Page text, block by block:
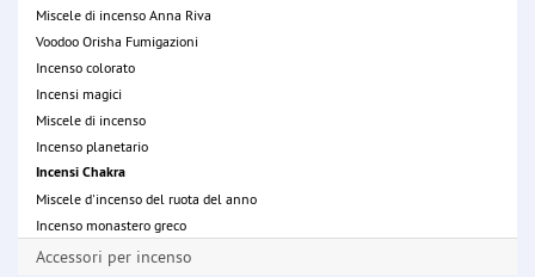
Miscele di incenso Anna Riva
Voodoo Orisha Fumigazioni
Incenso colorato
Incensi magici
Miscele di incenso
Incenso planetario
Incensi Chakra
Miscele d'incenso del ruota del anno
Incenso monastero greco
Accessori per incenso